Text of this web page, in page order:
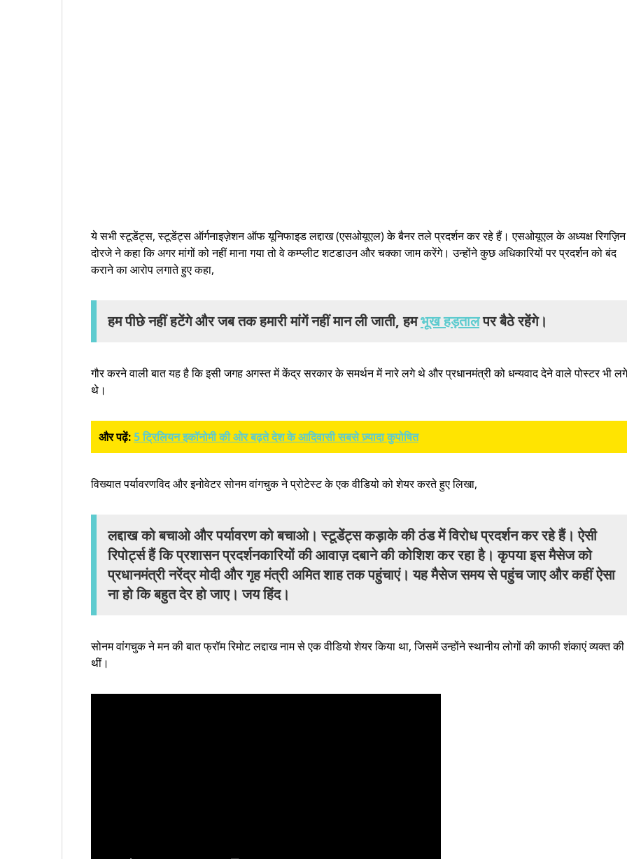
ये सभी स्टूडेंट्स, स्टूडेंट्स ऑर्गनाइज़ेशन ऑफ यूनिफाइड लद्दाख (एसओयूएल) के बैनर तले प्रदर्शन कर रहे हैं। एसओयूएल के अध्यक्ष रिगज़िन
दोरजे ने कहा कि अगर मांगों को नहीं माना गया तो वे कम्प्लीट शटडाउन और चक्का जाम करेंगे। उन्होंने कुछ अधिकारियों पर प्रदर्शन को बंद
कराने का आरोप लगाते हुए कहा,
हम पीछे नहीं हटेंगे और जब तक हमारी मांगें नहीं मान ली जाती, हमभूख हड़तालपर बैठे रहेंगे।
गौर करने वाली बात यह है कि इसी जगह अगस्त में केंद्र सरकार के समर्थन में नारे लगे थे और प्रधानमंत्री को धन्यवाद देने वाले पोस्टर भी लगे
थे।
और पढ़ें: 5 ट्रिलियन इकॉनोमी की ओर बढ़ते देश के आदिवासी सबसे ज़्यादा कुपोषित
विख्यात पर्यावरणविद और इनोवेटर सोनम वांगचुक ने प्रोटेस्ट के एक वीडियो को शेयर करते हुए लिखा,
लद्दाख को बचाओ और पर्यावरण को बचाओ। स्टूडेंट्स कड़ाके की ठंड में विरोध प्रदर्शन कर रहे हैं। ऐसी
रिपोर्ट्स हैं कि प्रशासन प्रदर्शनकारियों की आवाज़ दबाने की कोशिश कर रहा है। कृपया इस मैसेज को
प्रधानमंत्री नरेंद्र मोदी और गृह मंत्री अमित शाह तक पहुंचाएं। यह मैसेज समय से पहुंच जाए और कहीं ऐसा
ना हो कि बहुत देर हो जाए। जय हिंद।
सोनम वांगचुक ने मन की बात फ्रॉम रिमोट लद्दाख नाम से एक वीडियो शेयर किया था, जिसमें उन्होंने स्थानीय लोगों की काफी शंकाएं व्यक्त की
थीं।